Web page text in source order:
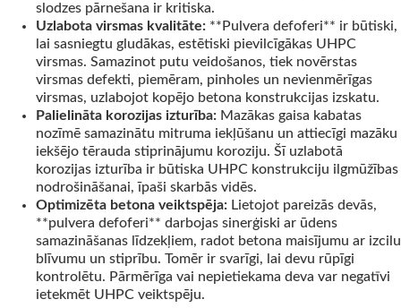
slodzes pārnešana ir kritiska.
Uzlabota virsmas kvalitāte: **Pulvera defoferi** ir būtiski,
lai sasniegtu gludākas, estētiski pievilcīgākas UHPC
virsmas. Samazinot putu veidošanos, tiek novērstas
virsmas defekti, piemēram, pinholes un nevienmērīgas
virsmas, uzlabojot kopējo betona konstrukcijas izskatu.
Palielināta korozijas izturība: Mazākas gaisa kabatas
nozīmē samazinātu mitruma iekļūšanu un attiecīgi mazāku
iekšējo tērauda stiprinājumu koroziju. Šī uzlabotā
korozijas izturība ir būtiska UHPC konstrukciju ilgmūžības
nodrošināšanai, īpaši skarbās vidēs.
Optimizēta betona veiktspēja: Lietojot pareizās devās,
**pulvera defoferi** darbojas sinerģiski ar ūdens
samazināšanas līdzekļiem, radot betona maisījumu ar izcilu
blīvumu un stiprību. Tomēr ir svarīgi, lai devu rūpīgi
kontrolētu. Pārmērīga vai nepietiekama deva var negatīvi
ietekmēt UHPC veiktspēju.